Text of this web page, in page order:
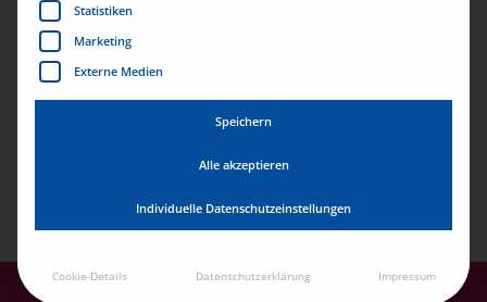
GÜNSTIGE PREISE
HOHE DRUCKQUALITÄT
Statistiken
Marketing
Externe Medien
Speichern
Alle akzeptieren
Individuelle Datenschutzeinstellungen
Cookie-Details Datenschutzerklärung Impressum